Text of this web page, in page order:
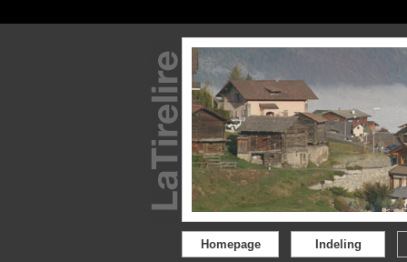
Homepage Indeling